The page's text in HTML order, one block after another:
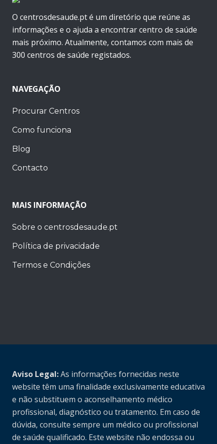
O centrosdesaude.pt é um diretório que reúne as
informações e o ajuda a encontrar centro de saúde
mais próximo. Atualmente, contamos com mais de
300 centros de saúde registados.
NAVEGAÇÃO
Procurar Centros
Como funciona
Blog
Contacto
MAIS INFORMAÇÃO
Sobre o centrosdesaude.pt
Política de privacidade
Termos e Condições
Aviso Legal:As informações fornecidas neste
website têm uma finalidade exclusivamente educativa
e não substituem o aconselhamento médico
profissional, diagnóstico ou tratamento. Em caso de
dúvida, consulte sempre um médico ou profissional
de saúde qualificado. Este website não endossa ou